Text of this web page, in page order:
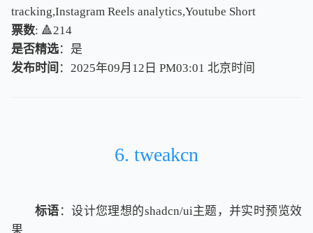
tracking,Instagram Reels analytics,Youtube Short
票数: 🔺214
是否精选：是
发布时间 ：2025年09月12日 PM03:01 北京时间
北京时间
6. tweakcn
标语 ：设计您理想的shadcn/ui主题，并实时预览效
果